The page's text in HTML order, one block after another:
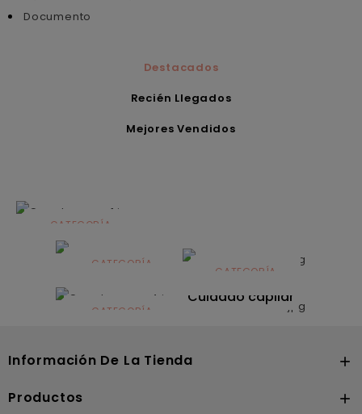
Documento
Destacados
Recién Llegados
Mejores Vendidos
CATEGORÍA
Alimentación
infantilCATEGORÍA
Dermocosmética
CATEGORÍA
Solares
CATEGORÍA
Cuidado capilar
Información De La Tienda 
Productos 